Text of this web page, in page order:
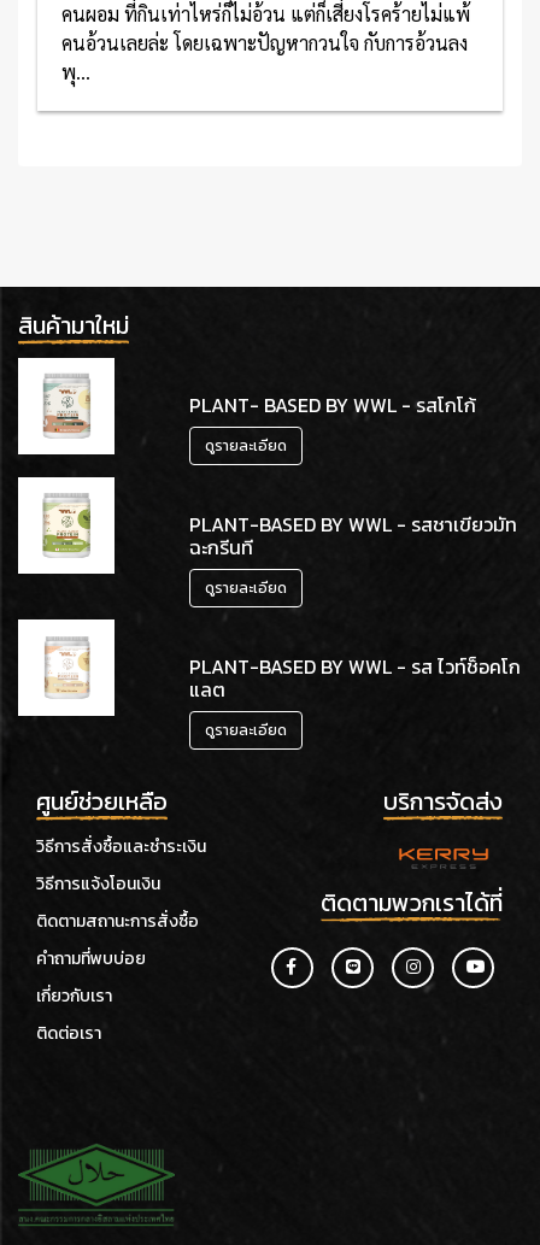
คนผอม ที่กินเท่าไหร่ก็ไม่อ้วน แต่ก็เสี่ยงโรคร้ายไม่แพ้
คนอ้วนเลยล่ะ โดยเฉพาะปัญหากวนใจ กับการอ้วนลง
พุ...
สินค้ามาใหม่
PLANT- BASED BY WWL - รสโกโก้
ดูรายละเอียด
PLANT-BASED BY WWL - รสชาเขียวมัท
ฉะกรีนที
ดูรายละเอียด
PLANT-BASED BY WWL - รส ไวท์ช็อคโก
แลต
ดูรายละเอียด
ศูนย์ช่วยเหลือ
วิธีการสั่งซื้อและชำระเงิน
วิธีการแจ้งโอนเงิน
ติดตามสถานะการสั่งซื้อ
คำถามที่พบบ่อย
เกี่ยวกับเรา
ติดต่อเรา
บริการจัดส่ง
ติดตามพวกเราได้ที่